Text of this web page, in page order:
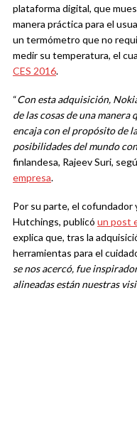
plataforma digital, que
manera práctica para el
un termómetro que no
medir su temperatura, el
CES 2016.
“Con esta adquisición,
de las cosas de una manera
encaja con el propósito de
posibilidades del mundo
finlandesa, Rajeev Suri,
empresa.
Por su parte, el
Hutchings, publicó un post
explica que, tras la
herramientas para el
se nos acercó, fue
alineadas están nuestras